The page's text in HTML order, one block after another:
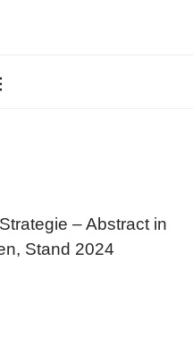
– Abstract in
Stand 2024